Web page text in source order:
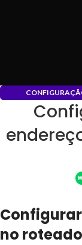
INFORMÁTICA ,
no